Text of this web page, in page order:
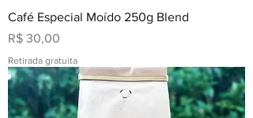
Café Especial Moído 250g Blend
Preço
R$ 30,00
Retirada gratuita